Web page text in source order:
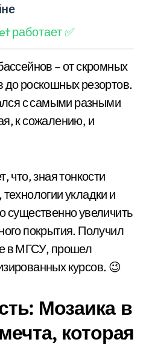
работает ✅
– от скромных
роскошных резортов.
с самыми разными
к сожалению, и
что, зная тонкости
укладки и
существенно увеличить
покрытия. Получил
в МГСУ, прошел
курсов. 😉
Мозаика в
которая